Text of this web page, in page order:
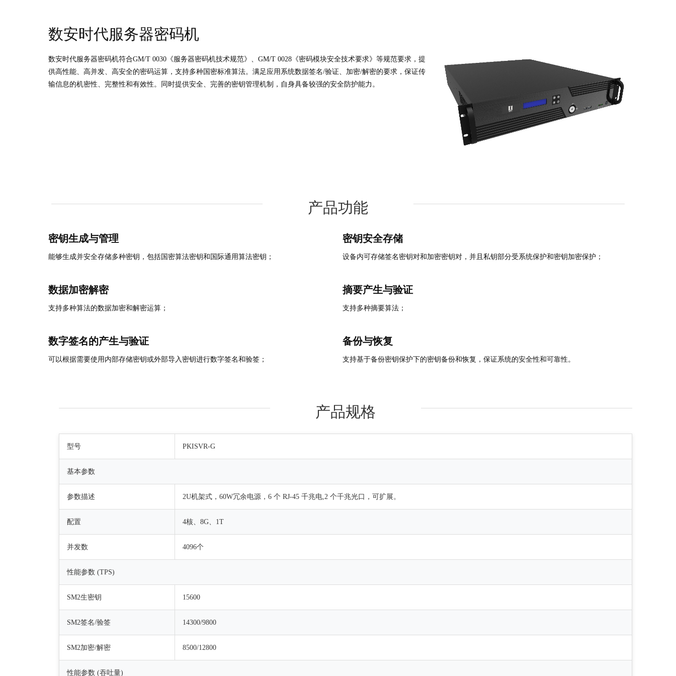
数安时代服务器密码机
数安时代服务器密码机符合GM/T 0030《服务器密码机技术规范》、GM/T 0028《密码模块安全技术要求》等规范要求，提
供高性能、高并发、高安全的密码运算，支持多种国密标准算法。满足应用系统数据签名/验证、加密/解密的要求，保证传
输信息的机密性、完整性和有效性。同时提供安全、完善的密钥管理机制，自身具备较强的安全防护能力。
产品功能
密钥生成与管理
能够生成并安全存储多种密钥，包括国密算法密钥和国际通用算法密钥；
密钥安全存储
设备内可存储签名密钥对和加密密钥对，并且私钥部分受系统保护和密钥加密保护；
数据加密解密
支持多种算法的数据加密和解密运算；
摘要产生与验证
支持多种摘要算法；
数字签名的产生与验证
可以根据需要使用内部存储密钥或外部导入密钥进行数字签名和验签；
备份与恢复
支持基于备份密钥保护下的密钥备份和恢复，保证系统的安全性和可靠性。
产品规格
型号 PKISVR-G
基本参数
参数描述 2U机架式，60W冗余电源，6 个 RJ-45 千兆电,2 个千兆光口，可扩展。
配置 4核、8G、1T
并发数 4096个
性能参数 (TPS)
SM2生密钥 15600
SM2签名/验签 14300/9800
SM2加密/解密 8500/12800
性能参数 (吞吐量)